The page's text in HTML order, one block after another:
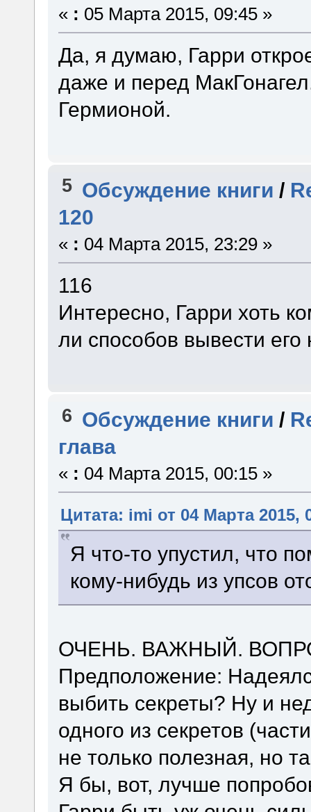
« : 05 Марта 2015, 09:45 »
Да, я думаю, Гарри
даже и перед
Гермионой.
5 Обсуждение книги /
120
« : 04 Марта 2015, 23:29 »
116
Интересно, Гарри хоть
ли способов вывести
6 Обсуждение книги /
глава
« : 04 Марта 2015, 00:15 »
Цитата: imi от 04 Марта 2015,
Я что-то упустил, что
кому-нибудь из упсов
ОЧЕНЬ. ВАЖНЫЙ.
Предположение:
выбить секреты? Ну и
одного из секретов
не только полезная, но
Я бы, вот, лучше